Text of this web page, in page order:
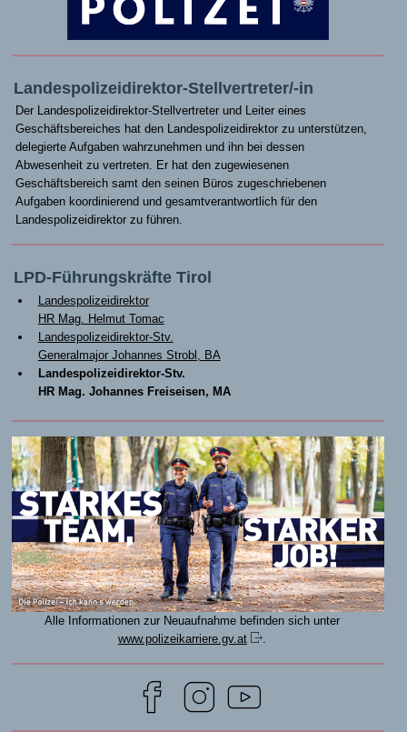
Landespolizeidirektor-Stellvertreter/-in
Der Landespolizeidirektor-Stellvertreter und Leiter eines
Geschäftsbereiches hat den Landespolizeidirektor zu unterstützen,
delegierte Aufgaben wahrzunehmen und ihn bei dessen
Abwesenheit zu vertreten. Er hat den zugewiesenen
Geschäftsbereich samt den seinen Büros zugeschriebenen
Aufgaben koordinierend und gesamtverantwortlich für den
Landespolizeidirektor zu führen.
LPD-Führungskräfte Tirol
Landespolizeidirektor
HR Mag. Helmut Tomac
Landespolizeidirektor-Stv.
Generalmajor Johannes Strobl, BA
Landespolizeidirektor-Stv.
HR Mag. Johannes Freiseisen, MA
Alle Informationen zur Neuaufnahme befinden sich unter
www.polizeikarriere.gv.at
.